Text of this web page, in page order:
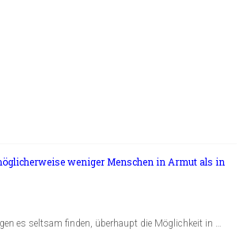
weniger Menschen in Armut als in
es seltsam finden, überhaupt die Möglichkeit in …